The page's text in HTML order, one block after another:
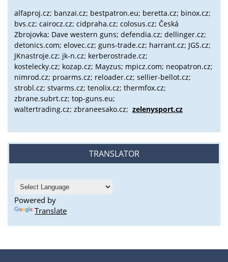
alfaproj.cz; banzai.cz; bestpatron.eu; beretta.cz; binox.cz;
bvs.cz; cairocz.cz; cidpraha.cz; colosus.cz; Česká
Zbrojovka; Dave western guns; defendia.cz; dellinger.cz;
detonics.com; elovec.cz; guns-trade.cz; harrant.cz; JGS.cz;
JKnastroje.cz; jk-n.cz; kerberostrade.cz;
kostelecky.cz; kozap.cz; Mayzus; mpicz.com; neopatron.cz;
nimrod.cz; proarms.cz; reloader.cz; sellier-bellot.cz;
strobl.cz; stvarms.cz; tenolix.cz; thermfox.cz;
zbrane.subrt.cz; top-guns.eu;
waltertrading.cz; zbraneesako.cz; zelenysport.cz
TRANSLATOR
Powered by
Translate